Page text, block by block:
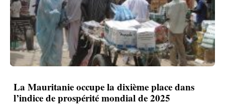
La Mauritanie occupe la dixième place dans
l’indice de prospérité mondial de 2025